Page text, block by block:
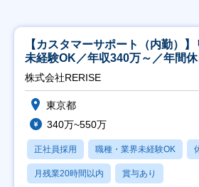
【カスタマーサポート（内勤）
未経験OK／年収340万～／年間休
株式会社RERISE
東京都
340万~550万
正社員採用 職種・業界未経験OK
月残業20時間以内 賞与あり